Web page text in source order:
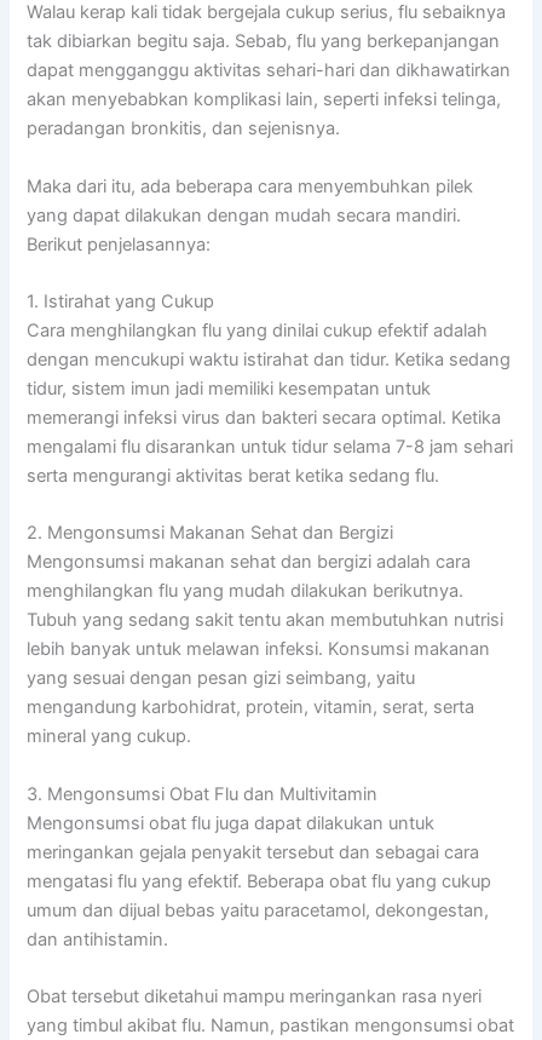
Walau kerap kali tidak bergejala cukup serius, flu sebaiknya
tak dibiarkan begitu saja. Sebab, flu yang berkepanjangan
dapat mengganggu aktivitas sehari-hari dan dikhawatirkan
akan menyebabkan komplikasi lain, seperti infeksi telinga,
peradangan bronkitis, dan sejenisnya.
Maka dari itu, ada beberapa cara menyembuhkan pilek
yang dapat dilakukan dengan mudah secara mandiri.
Berikut penjelasannya:
1. Istirahat yang Cukup
Cara menghilangkan flu yang dinilai cukup efektif adalah
dengan mencukupi waktu istirahat dan tidur. Ketika sedang
tidur, sistem imun jadi memiliki kesempatan untuk
memerangi infeksi virus dan bakteri secara optimal. Ketika
mengalami flu disarankan untuk tidur selama 7-8 jam sehari
serta mengurangi aktivitas berat ketika sedang flu.
2. Mengonsumsi Makanan Sehat dan Bergizi
Mengonsumsi makanan sehat dan bergizi adalah cara
menghilangkan flu yang mudah dilakukan berikutnya.
Tubuh yang sedang sakit tentu akan membutuhkan nutrisi
lebih banyak untuk melawan infeksi. Konsumsi makanan
yang sesuai dengan pesan gizi seimbang, yaitu
mengandung karbohidrat, protein, vitamin, serat, serta
mineral yang cukup.
3. Mengonsumsi Obat Flu dan Multivitamin
Mengonsumsi obat flu juga dapat dilakukan untuk
meringankan gejala penyakit tersebut dan sebagai cara
mengatasi flu yang efektif. Beberapa obat flu yang cukup
umum dan dijual bebas yaitu paracetamol, dekongestan,
dan antihistamin.
Obat tersebut diketahui mampu meringankan rasa nyeri
yang timbul akibat flu. Namun, pastikan mengonsumsi obat